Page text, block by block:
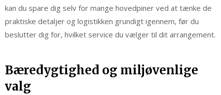
kan du spare dig selv for mange hovedpiner ved at tænke de
praktiske detaljer og logistikken grundigt igennem, før du
beslutter dig for, hvilket service du vælger til dit arrangement.
Bæredygtighed og miljøvenlige
valg